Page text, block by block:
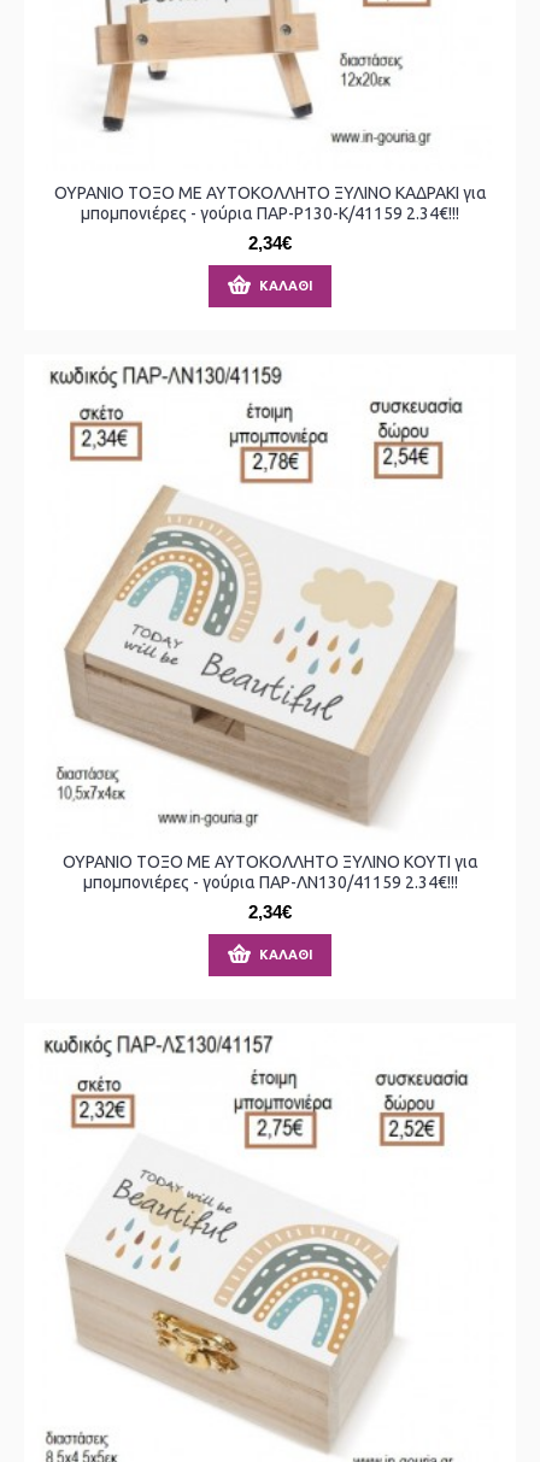
ΟΥΡΑΝΙΟ ΤΟΞΟ ΜΕ ΑΥΤΟΚΟΛΛΗΤΟ ΞΥΛΙΝΟ ΚΑΔΡΑΚΙ για
μπομπονιέρες - γούρια ΠΑΡ-Ρ130-Κ/41159 2.34€!!!
2,34€
ΚΑΛΆΘΙ
ΟΥΡΑΝΙΟ ΤΟΞΟ ΜΕ ΑΥΤΟΚΟΛΛΗΤΟ ΞΥΛΙΝΟ ΚΟΥΤΙ για
μπομπονιέρες - γούρια ΠΑΡ-ΛΝ130/41159 2.34€!!!
2,34€
ΚΑΛΆΘΙ